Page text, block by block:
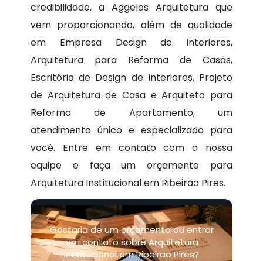
credibilidade, a Aggelos Arquitetura que
vem proporcionando, além de qualidade
em Empresa Design de Interiores,
Arquitetura para Reforma de Casas,
Escritório de Design de Interiores, Projeto
de Arquitetura de Casa e Arquiteto para
Reforma de Apartamento, um
atendimento único e especializado para
você. Entre em contato com a nossa
equipe e faça um orçamento para
Arquitetura Institucional em Ribeirão Pires.
Gostaria de um orçamento ou entrar
em contato sobre Arquitetura
Institucional em Ribeirão Pires?